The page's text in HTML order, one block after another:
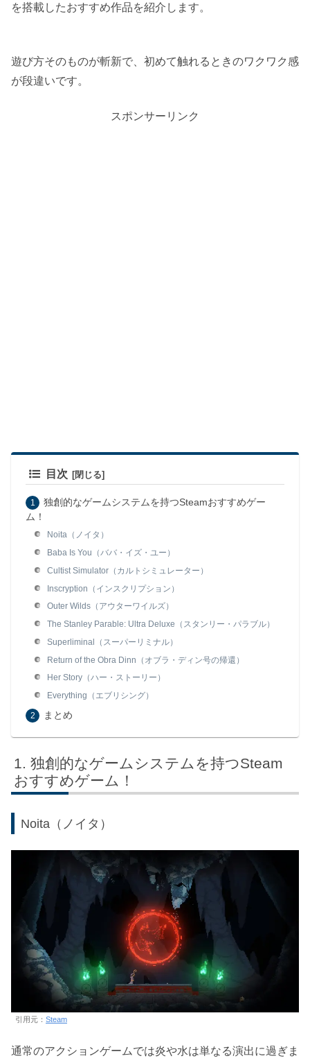
を搭載したおすすめ作品を紹介します。
遊び方そのものが斬新で、初めて触れるときのワクワク感
が段違いです。
スポンサーリンク
目次
独創的なゲームシステムを持つSteamおすすめゲー
ム！
Noita（ノイタ）
Baba Is You（ババ・イズ・ユー）
Cultist Simulator（カルトシミュレーター）
Inscryption（インスクリプション）
Outer Wilds（アウターワイルズ）
The Stanley Parable: Ultra Deluxe（スタンリー・パラブル）
Superliminal（スーパーリミナル）
Return of the Obra Dinn（オブラ・ディン号の帰還）
Her Story（ハー・ストーリー）
Everything（エブリシング）
まとめ
独創的なゲームシステムを持つSteam
おすすめゲーム！
Noita（ノイタ）
引用元： Steam
通常のアクションゲームでは炎や水は単なる演出に過ぎま